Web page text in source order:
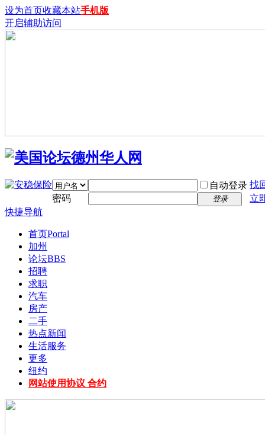
设为首页收藏本站手机版
开启辅助访问
自动登录 找
密码
登录
立
快捷导航
首页Portal
加州
论坛BBS
招聘
求职
汽车
房产
二手
热点新闻
生活服务
更多
纽约
网站使用协议 合约